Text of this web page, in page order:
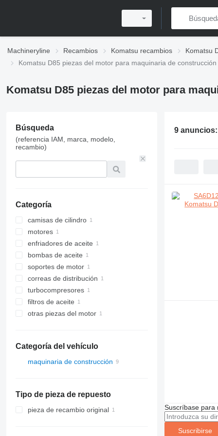
Machineryline Recambios Komatsu recambios Komatsu
Komatsu D85 piezas del motor para maquinaria de construcción
Komatsu D85 piezas del motor para
Búsqueda
(referencia IAM, marca, modelo,
recambio)
Categoría
camisas de cilindro
motores
enfriadores de aceite
bombas de aceite
soportes de motor
correas de distribución
turbocompresores
filtros de aceite
otras piezas del motor
Categoría del vehículo
maquinaria de construcción
bulldozers
Tipo de pieza de repuesto
pieza de recambio original
9 anuncios:
Suscríbase para
Suscribirse